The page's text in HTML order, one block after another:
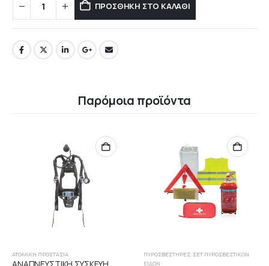
ΠΡΟΣΘΉΚΗ ΣΤΟ ΚΑΛΆΘΙ
Παρόμοια προϊόντα
ΑΤΟΜΙΚΉ ΠΡΟΣΤΑΣΊΑ ΠΥΡΟΣΒΕΣΤΉΡΕΣ, ΣΕΤ ΠΥΡΟΣΒΕΣΤΙΚΏΝ
ΕΙΔΏΝ